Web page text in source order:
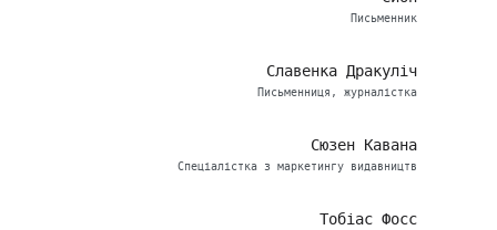
Письменник
Славенка Дракуліч
Письменниця, журналістка
Сюзен Кавана
Спеціалістка з маркетингу видавництв
Тобіас Фосс